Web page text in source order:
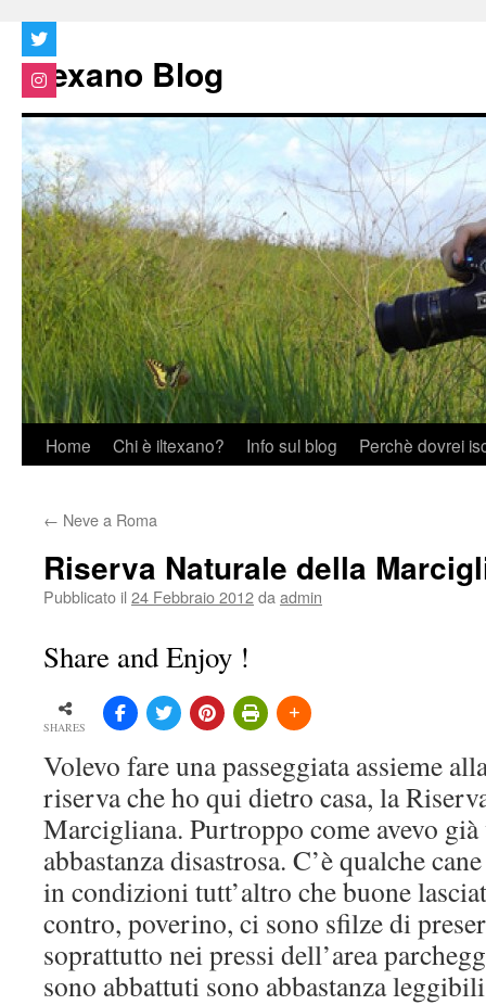
Vai
contenuto
Iltexano Blog
Home Chi è iltexano? Info sul blog Perchè dovrei
← Neve a Roma
Riserva Naturale della
Pubblicato il 24 Febbraio 2012da admin
Share and Enjoy !
SHARES
Volevo fare una passeggiata assieme
riserva che ho qui dietro casa, la
Marcigliana. Purtroppo come avevo
abbastanza disastrosa. C’è qualche
in condizioni tutt’altro che buone
contro, poverino, ci sono sfilze di
soprattutto nei pressi dell’area
sono abbattuti sono abbastanza